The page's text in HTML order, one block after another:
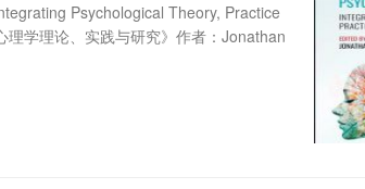
Psychological Theory, Practice
学理论、实践与研究》作者：Jonathan